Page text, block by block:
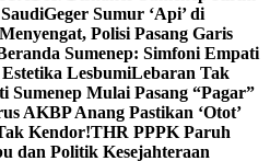
Geger Sumur ‘Api’ di
Polisi Pasang Garis
Sumenep: Simfoni Empati
LesbumiLebaran Tak
Sumenep Mulai Pasang “Pagar”
AKBP Anang Pastikan ‘Otot’
Kendor!THR PPPK Paruh
dan Politik Kesejahteraan